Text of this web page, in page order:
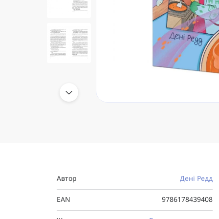
Автор Дені Редд
EAN 9786178439408